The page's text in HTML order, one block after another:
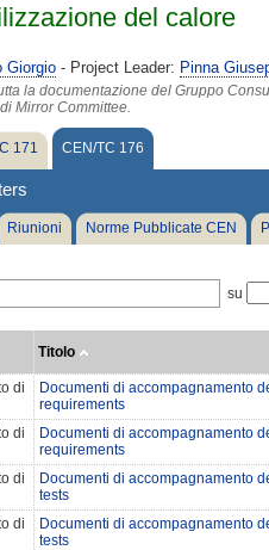
del calore
Giorgio- Project Leader: Pinna
la documentazione del Gruppo
Mirror Committee.
171 CEN/TC 176
Riunioni Norme Pubblicate CEN
su
Titolo
di
Documenti di accompagnamento
requirements
di
Documenti di accompagnamento
requirements
di
Documenti di accompagnamento
tests
di
Documenti di accompagnamento
tests